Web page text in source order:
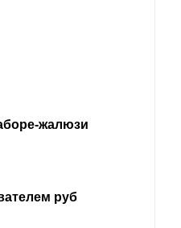
жалюзи
руб